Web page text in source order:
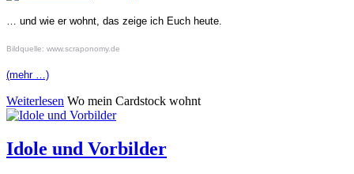
… und wie er wohnt, das zeige ich Euch heute.
Bildquelle: www.scraponomy.de
(mehr …)
Weiterlesen Wo mein Cardstock wohnt
Idole und Vorbilder